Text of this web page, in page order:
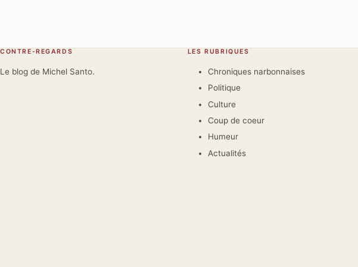
CONTRE-REGARDS
Le blog de Michel Santo.
LES RUBRIQUES
Chroniques narbonnaises
Politique
Culture
Coup de coeur
Humeur
Actualités